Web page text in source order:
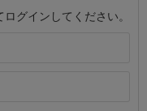
グインしてください。